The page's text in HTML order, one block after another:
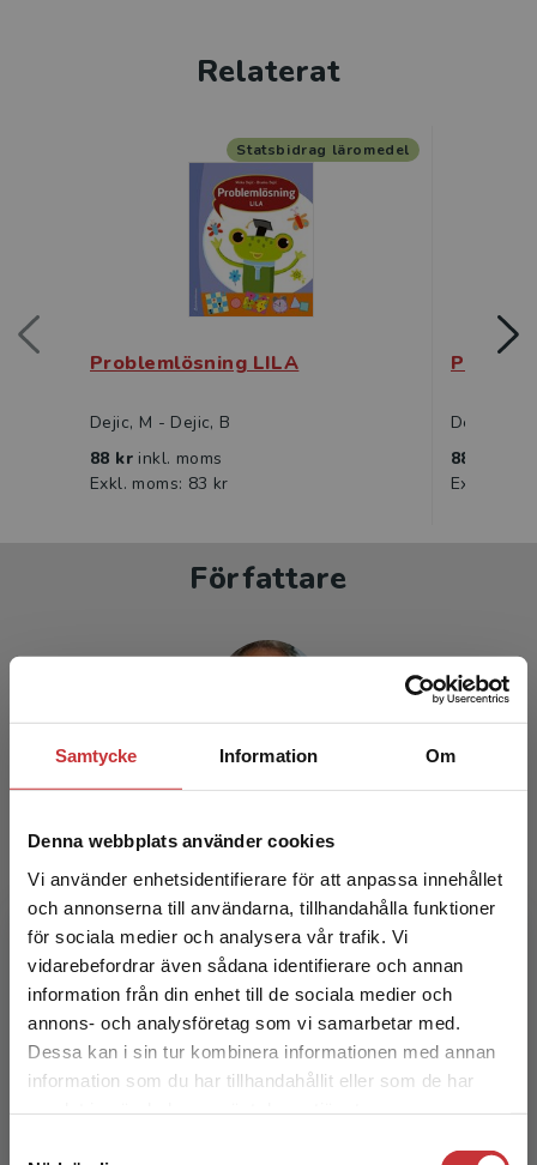
Samtycke Information Om
Denna webbplats använder cookies
Vi använder enhetsidentifierare för att anpassa innehållet
och annonserna till användarna, tillhandahålla funktioner
för sociala medier och analysera vår trafik. Vi
vidarebefordrar även sådana identifierare och annan
information från din enhet till de sociala medier och
annons- och analysföretag som vi samarbetar med.
Dessa kan i sin tur kombinera informationen med annan
information som du har tillhandahållit eller som de har
Begränsad fraktregion
Det verkar som att du besöker
studentlitteratur.se via en enhet utanför Sverige.
Vi erbjuder inte leveranser utanför Sverige. För
Relaterat
Problemlösning LILA
Dejic, M - Dejic, B
88 kr inkl. moms
Exkl. moms: 83 kr
Statsbidrag läromedel
Dejic, M -
88 kr
Exkl.
Författare
Mirko Dejic
Professor vid Lärarhögskolan i Belgrad. Hans
arbete sträcker sig över medodiken och
utvecklingen av matematiska färdigheter i
förskola och grundsko...